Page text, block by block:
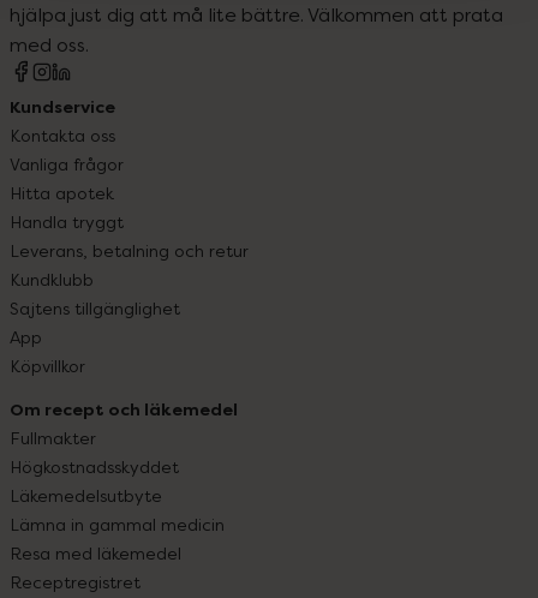
hjälpa just dig att må lite bättre. Välkommen att prata
med oss.
Kundservice
Kontakta oss
Vanliga frågor
Hitta apotek
Handla tryggt
Leverans, betalning och retur
Kundklubb
Sajtens tillgänglighet
App
Köpvillkor
Om recept och läkemedel
Fullmakter
Högkostnadsskyddet
Läkemedelsutbyte
Lämna in gammal medicin
Resa med läkemedel
Receptregistret